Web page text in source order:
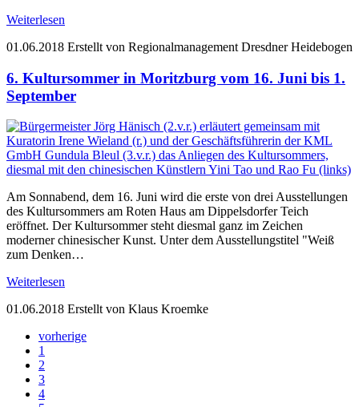
Weiterlesen
01.06.2018 Erstellt von Regionalmanagement Dresdner Heidebogen
6. Kultursommer in Moritzburg vom 16. Juni bis 1.
September
Am Sonnabend, dem 16. Juni wird die erste von drei Ausstellungen
des Kultursommers am Roten Haus am Dippelsdorfer Teich
eröffnet. Der Kultursommer steht diesmal ganz im Zeichen
moderner chinesischer Kunst. Unter dem Ausstellungstitel "Weiß
zum Denken…
Weiterlesen
01.06.2018 Erstellt von Klaus Kroemke
vorherige
1
2
3
4